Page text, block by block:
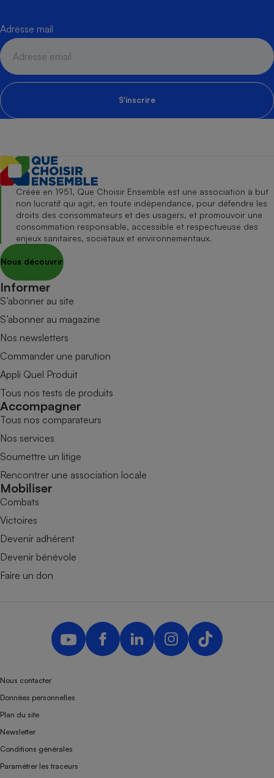
Adresse mail
S'inscrire
Créée en 1951, Que Choisir Ensemble est une association à but
non lucratif qui agit, en toute indépendance, pour défendre les
droits des consommateurs et des usagers, et promouvoir une
consommation responsable, accessible et respectueuse des
enjeux sanitaires, sociétaux et environnementaux.
Nous découvrir
Informer
S’abonner au site
S’abonner au magazine
Nos newsletters
Commander une parution
Appli Quel Produit
Tous nos tests de produits
Accompagner
Tous nos comparateurs
Nos services
Soumettre un litige
Rencontrer une association locale
Mobiliser
Combats
Victoires
Devenir adhérent
Devenir bénévole
Faire un don
Nous contacter
Données personnelles
Plan du site
Newsletter
Conditions générales
Paramétrer les traceurs